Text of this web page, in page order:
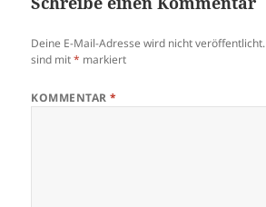
Deine E-Mail-Adresse wird nicht veröffentlicht.
sind mit* markiert
KOMMENTAR*